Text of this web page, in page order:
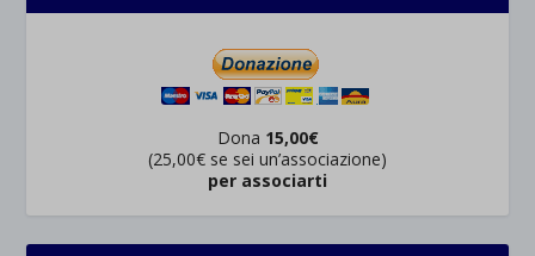
Dona 15,00€
(25,00€ se sei un’associazione)
per associarti